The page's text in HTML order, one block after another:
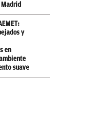
Madrid
y
en
suave